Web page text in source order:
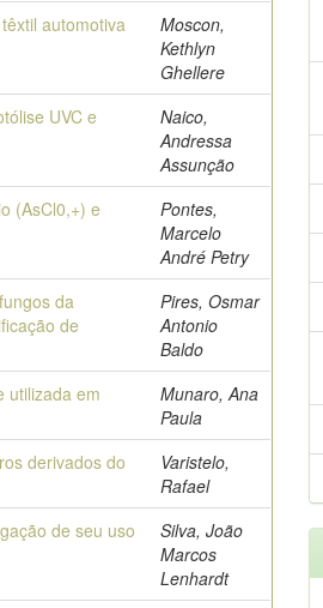
automotiva
Moscon,
Kethlyn
Ghellere
UVC e
Naico,
Andressa
Assunção
(AsCl0,+) e
Pontes,
Marcelo
André Petry
da
de
Pires, Osmar
Antonio
Baldo
utilizada em
Munaro, Ana
Paula
derivados do
Varistelo,
Rafael
de seu uso
Silva, João
Marcos
Lenhardt